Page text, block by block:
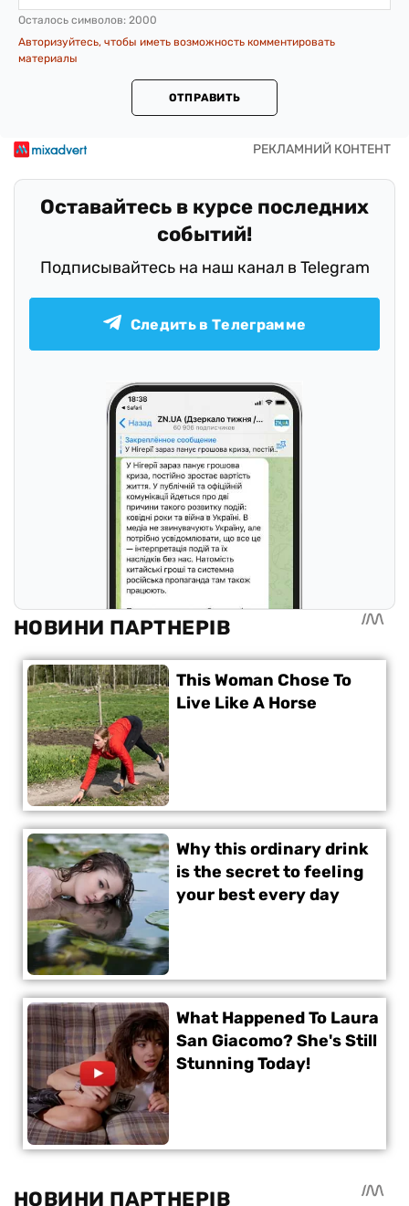
Осталось символов: 2000
Авторизуйтесь, чтобы иметь возможность комментировать
материалы
ОТПРАВИТЬ
Оставайтесь в курсе последних
событий!
Подписывайтесь на наш канал в Telegram
Следить в Телеграмме